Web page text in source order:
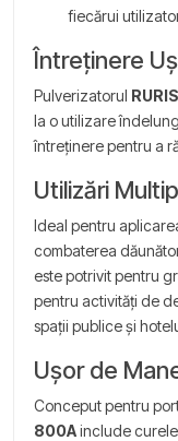
fiecărui
Întreținere
Pulverizatorul
la o utilizare
întreținere pentru a
Utilizări
Ideal pentru
combaterea
este potrivit pentru
pentru activități de
spații publice și
Ușor de
Conceput pentru
800Ainclude